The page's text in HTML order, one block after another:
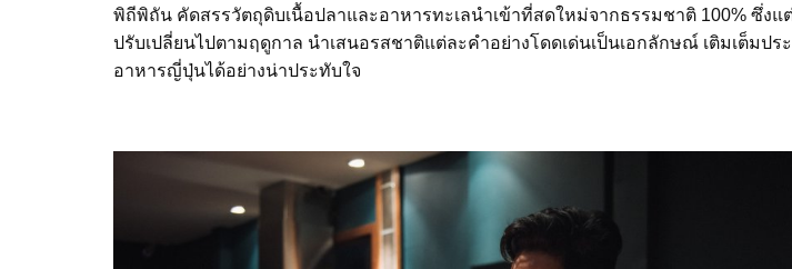
พิถีพิถัน คัดสรรวัตถุดิบเนื้อปลาและอาหารทะเลนำเข้าที่สดใหม่จากธรรมชาติ 100% ซึ่งแ
ปรับเปลี่ยนไปตามฤดูกาล นำเสนอรสชาติแต่ละคำอย่างโดดเด่นเป็นเอกลักษณ์ เติมเต็มป
อาหารญี่ปุ่นได้อย่างน่าประทับใจ